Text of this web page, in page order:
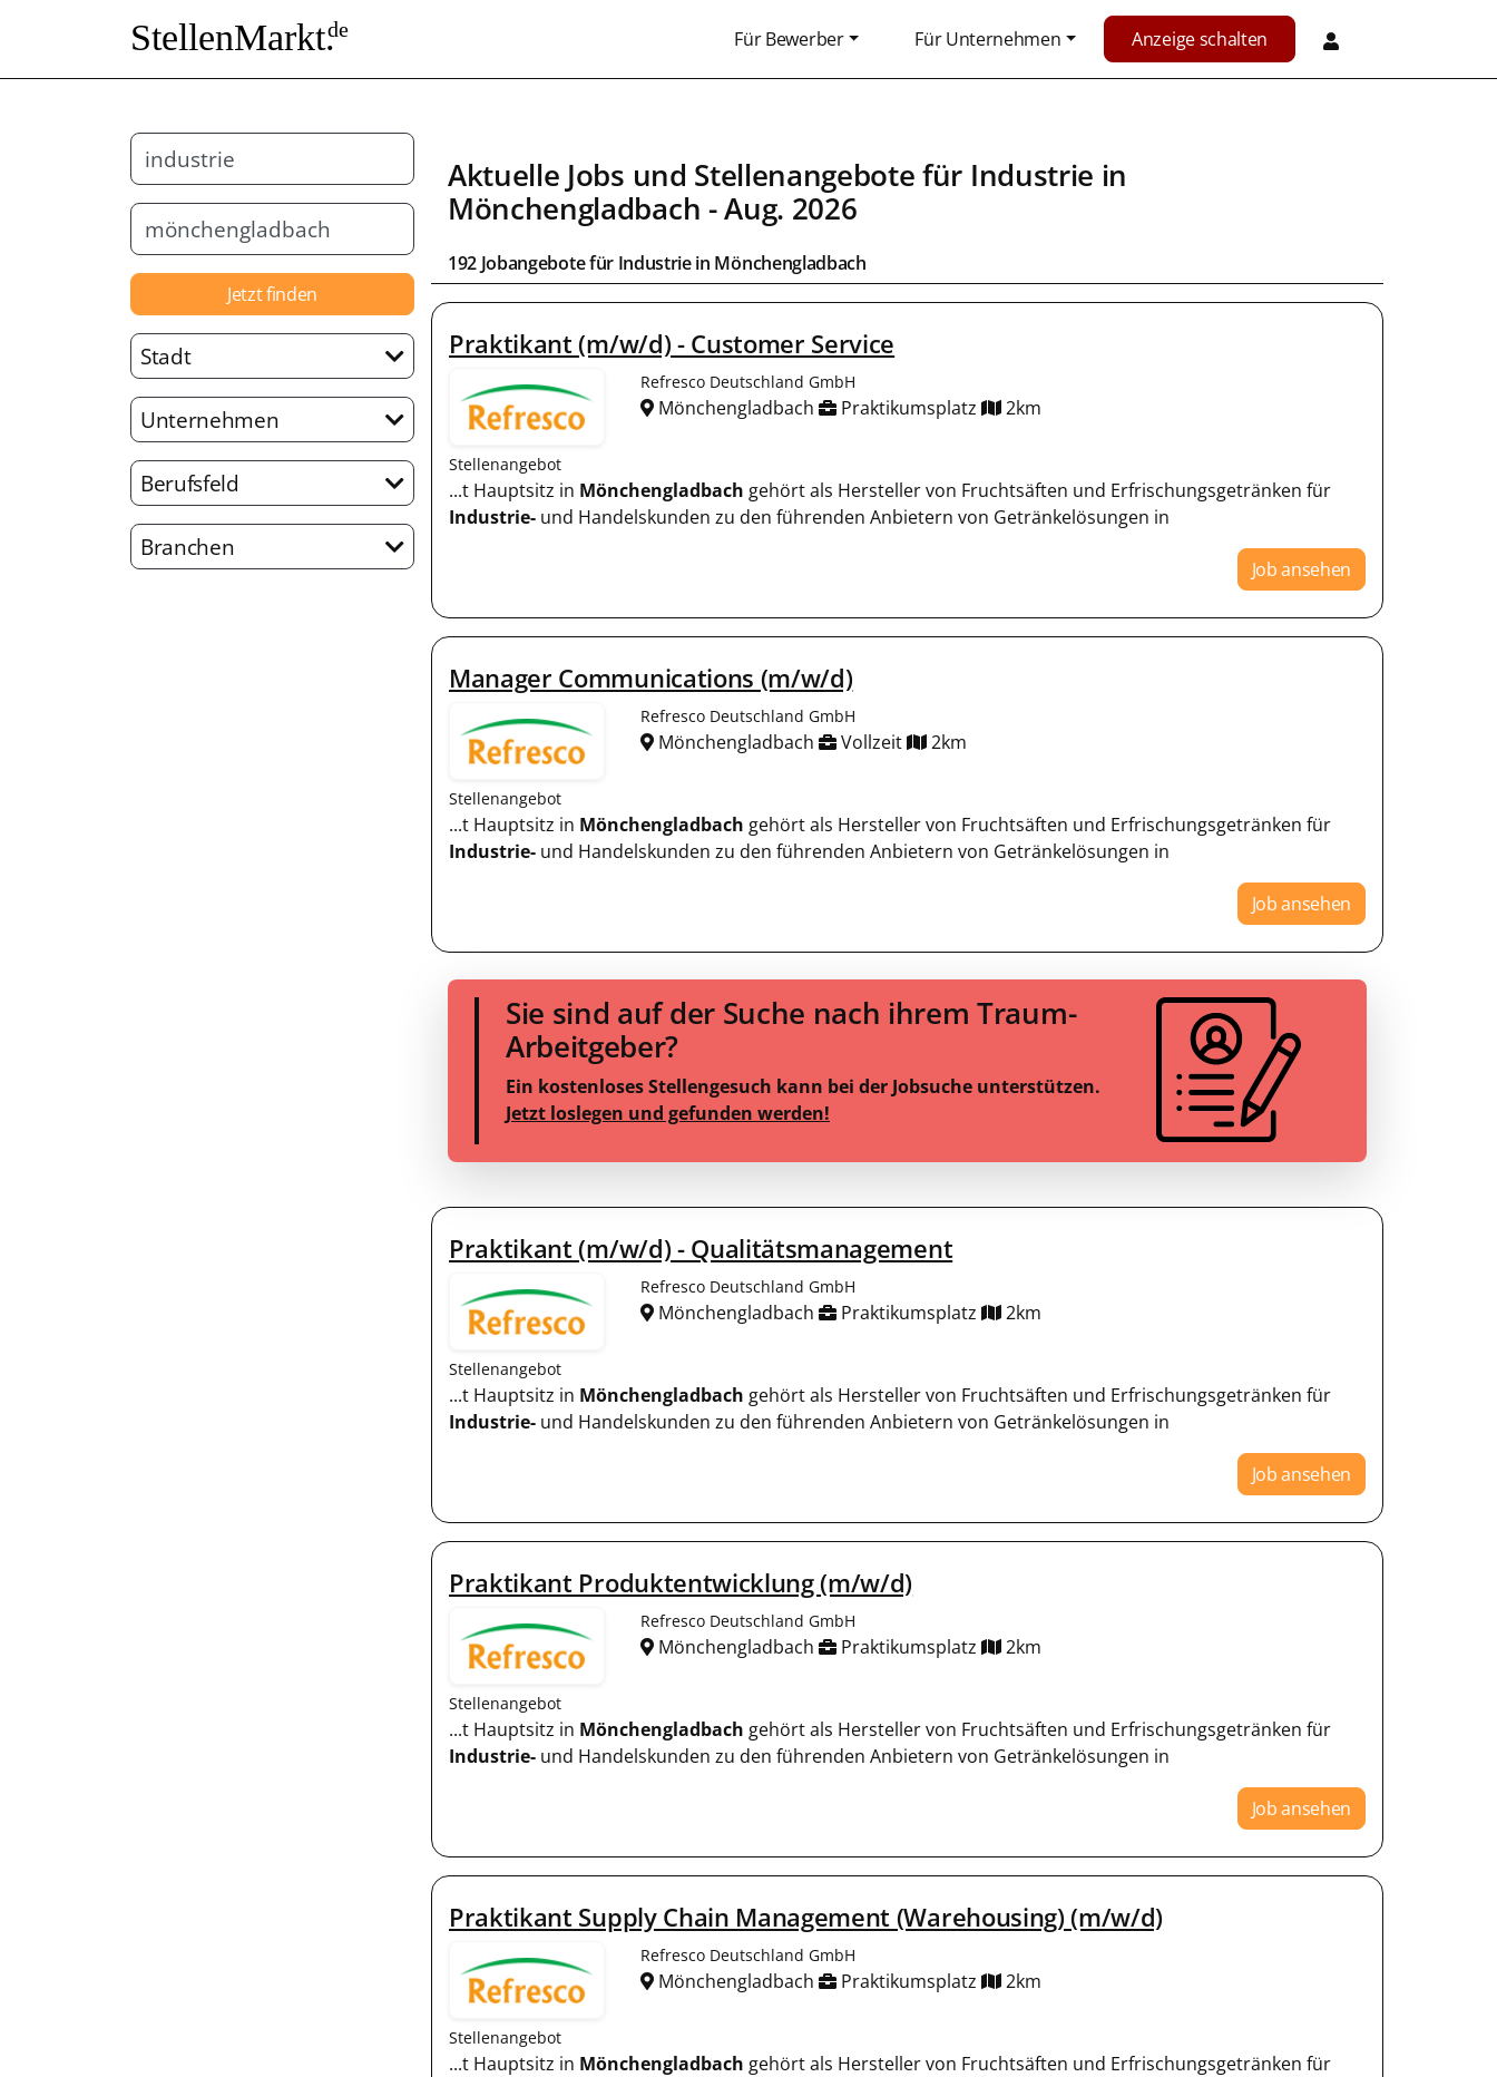
StellenMarkt.de Für Bewerber Für Unternehmen Anzeige schalten
Jetzt finden
Stadt
Unternehmen
Berufsfeld
Branchen
Aktuelle Jobs und Stellenangebote für Industrie in
Mönchengladbach - Aug. 2026
192 Jobangebote für Industriein Mönchengladbach
Praktikant (m/w/d) - Customer Service
Refresco Deutschland GmbH
Mönchengladbach Praktikumsplatz 2km
Stellenangebot
...t Hauptsitz in Mönchengladbach gehört als Hersteller von Fruchtsäften und Erfrischungsgetränken für
Industrie- und Handelskunden zu den führenden Anbietern von Getränkelösungen in
Job ansehen
Manager Communications (m/w/d)
Refresco Deutschland GmbH
Mönchengladbach Vollzeit 2km
Stellenangebot
...t Hauptsitz in Mönchengladbach gehört als Hersteller von Fruchtsäften und Erfrischungsgetränken für
Industrie- und Handelskunden zu den führenden Anbietern von Getränkelösungen in
Job ansehen
Sie sind auf der Suche nach ihrem Traum-
Arbeitgeber?
Ein kostenloses Stellengesuch kann bei der Jobsuche unterstützen.
Jetzt loslegen und gefunden werden!
Praktikant (m/w/d) - Qualitätsmanagement
Refresco Deutschland GmbH
Mönchengladbach Praktikumsplatz 2km
Stellenangebot
...t Hauptsitz in Mönchengladbach gehört als Hersteller von Fruchtsäften und Erfrischungsgetränken für
Industrie- und Handelskunden zu den führenden Anbietern von Getränkelösungen in
Job ansehen
Praktikant Produktentwicklung (m/w/d)
Refresco Deutschland GmbH
Mönchengladbach Praktikumsplatz 2km
Stellenangebot
...t Hauptsitz in Mönchengladbach gehört als Hersteller von Fruchtsäften und Erfrischungsgetränken für
Industrie- und Handelskunden zu den führenden Anbietern von Getränkelösungen in
Job ansehen
Praktikant Supply Chain Management (Warehousing) (m/w/d)
Refresco Deutschland GmbH
Mönchengladbach Praktikumsplatz 2km
Stellenangebot
...t Hauptsitz in Mönchengladbach gehört als Hersteller von Fruchtsäften und Erfrischungsgetränken für